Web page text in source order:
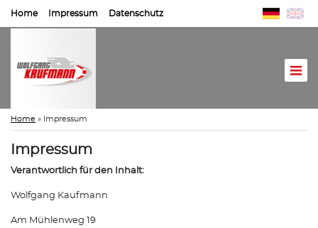
Home Impressum Datenschutz
Home » Impressum
Impressum
Verantwortlich für den Inhalt:
Wolfgang Kaufmann
Am Mühlenweg 19